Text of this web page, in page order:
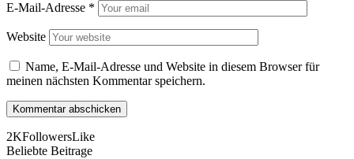
E-Mail-Adresse *
Website
Name, E-Mail-Adresse und Website in diesem Browser für
meinen nächsten Kommentar speichern.
2KFollowersLike
Beliebte Beitrage